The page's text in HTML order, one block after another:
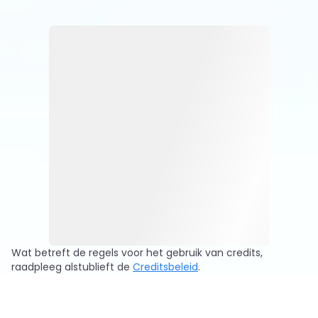
Wat betreft de regels voor het gebruik van credits,
raadpleeg alstublieft de Creditsbeleid.